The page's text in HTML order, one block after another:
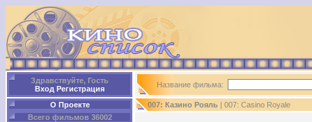
Здравствуйте, Гость
Вход Регистрация
О Проекте
Всего фильмов 36002
Название фильма:
007: Казино Рояль | 007: Casino Royale